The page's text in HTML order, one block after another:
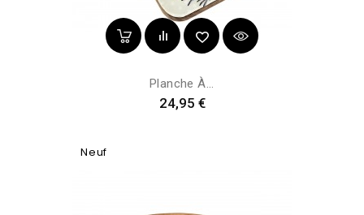
Planche À...
Prix
24,95 €
Neuf